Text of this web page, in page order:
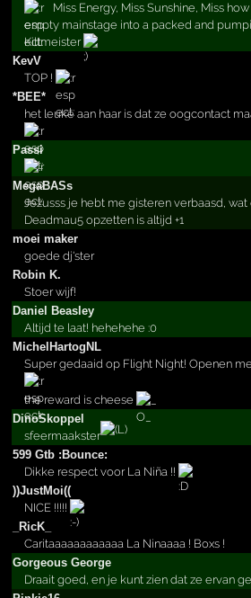
Miss Energy, Miss Sunshine, Miss
empty mainstage into a packed and
Kiltmeister
KevV
TOP !
*BEE*
het leuke aan haar is dat ze oogcontact
Passi
MegaBASs
Jezusss je hebt me gisteren verbaasd, wat
Deadmau5 opzetten is altijd +1
moei maker
goede dj'ster
Robin K.
Stoer wijf!
Daniel Beasley
Altijd te laat! hehehehe :0
Michel­Hartog­NL
Super gedaaid op Flight Night! Openen
the reward is cheese
DinoSkoppel
sfeermaakster
599 Gtb :Bounce:
Dikke respect voor La Niña !!
))JustMoi((
NICE !!!!!
_RicK_
Caritaaaaaaaaaaaa La Ninaaaa ! Boxs !
Gorgeous George
Draait goed, en je kunt zien dat ze ervan